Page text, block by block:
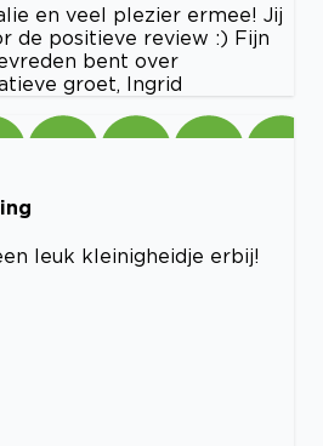
en veel plezier ermee! Jij
de positieve review :) Fijn
bent over
groet, Ingrid
leuk kleinigheidje erbij!